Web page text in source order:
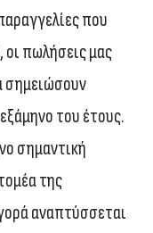
που
οι πωλήσεις μας
σημειώσουν
του έτους.
σημαντική
της
αναπτύσσεται